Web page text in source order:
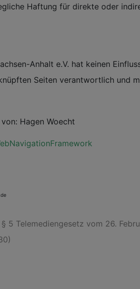
Haftung für direkte oder
Anhalt e.V. hat keinen
Seiten verantwortlich und
Hagen Woecht
5 Telemediengesetz vom 26.